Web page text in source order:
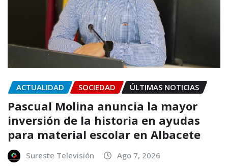
ACTUALIDAD SOCIEDAD ÚLTIMAS NOTICIAS
Pascual Molina anuncia la mayor
inversión de la historia en ayudas
para material escolar en Albacete
Sureste Televisión Ago 7, 2026